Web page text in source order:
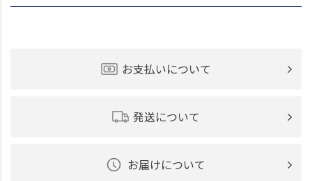
お支払いについて
発送について
お届けについて